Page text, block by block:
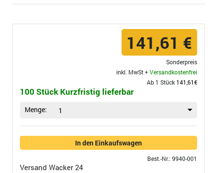
141,61 €
Sonderpreis
inkl. MwSt +Versandkostenfrei
Ab 1 Stück 141,61€
100 Stück Kurzfristig lieferbar
Menge: 1
In den Einkaufswagen
Best.-Nr.: 9940-001
Versand Wacker 24